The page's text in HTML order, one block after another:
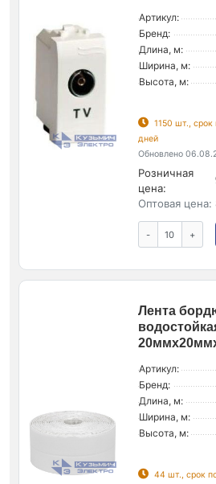
Артикул:
Бренд:
Длина, м:
Ширина, м:
Высота, м:
1150 шт., срок
дней
Обновлено
Розничная
цена:
Оптовая цена:
- +
Лента
Артикул:
Бренд:
Длина, м:
Ширина, м:
Высота, м:
44 шт., срок